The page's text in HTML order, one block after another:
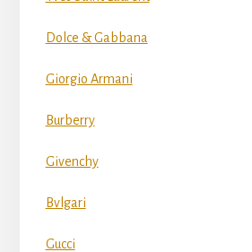
Dolce & Gabbana
Giorgio Armani
Burberry
Givenchy
Bvlgari
Gucci